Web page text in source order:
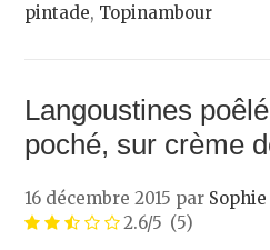
pintade, Topinambour
Langoustines
poché, sur crème
16 décembre 2015 par Sophie
2.6/5 (5)